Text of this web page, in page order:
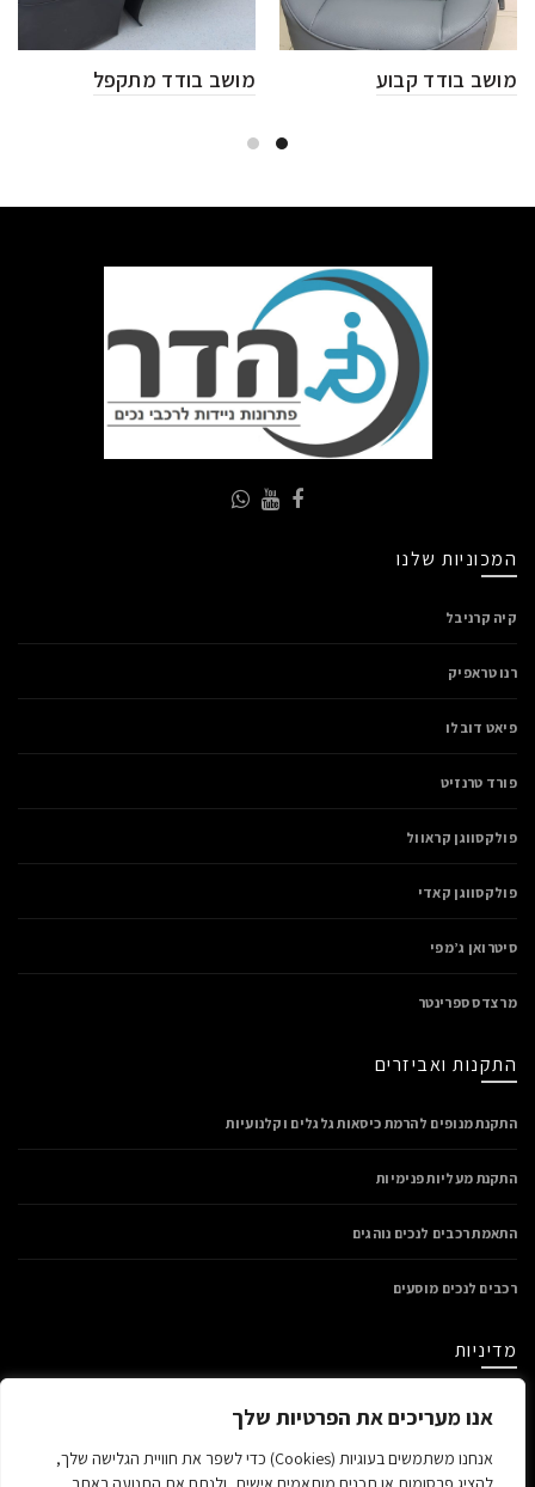
אנו מעריכים את הפרטיות שלך
אנחנו משתמשים בעוגיות (Cookies) כדי לשפר את חוויית הגלישה שלך,
מושב בודד קבוע מושב בודד מתקפל
המכוניות שלנו
קיה קרניבל
רנו טראפיק
פיאט דובלו
פורד טרנזיט
פולקסווגן קראוול
פולקסווגן קאדי
סיטרואן ג’מפי
מרצדס ספרינטר
התקנות ואביזרים
התקנת מנופים להרמת כיסאות גלגלים וקלנועיות
התקנת מעליות פנימיות
התאמת רכבים לנכים נוהגים
רכבים לנכים מוסעים
מדיניות
הצהרת נגישות